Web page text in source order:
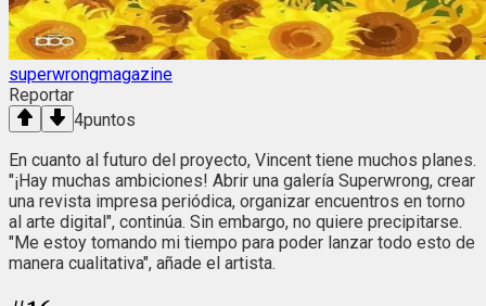
superwrongmagazine
Reportar
4puntos
En cuanto al futuro del proyecto, Vincent tiene muchos planes.
"¡Hay muchas ambiciones! Abrir una galería Superwrong, crear
una revista impresa periódica, organizar encuentros en torno
al arte digital", continúa. Sin embargo, no quiere precipitarse.
"Me estoy tomando mi tiempo para poder lanzar todo esto de
manera cualitativa", añade el artista.